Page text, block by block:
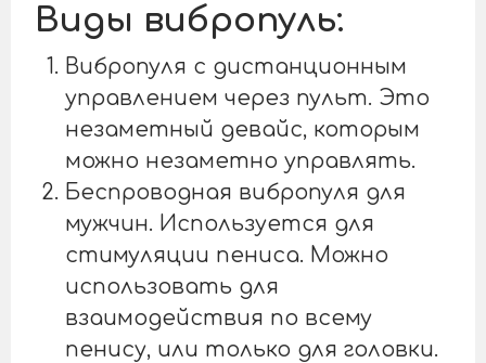
Виды вибропуль:
Вибропуля с дистанционным
управлением через пульт. Это
незаметный девайс, которым
можно незаметно управлять.
Беспроводная вибропуля для
мужчин. Используется для
стимуляции пениса. Можно
использовать для
взаимодействия по всему
пенису, или только для головки.